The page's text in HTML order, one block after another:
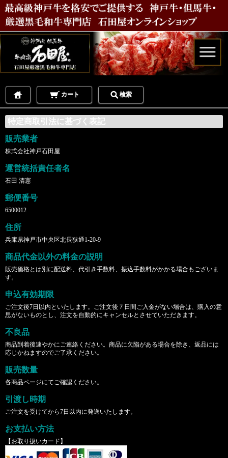
カート 検索
特定商取引法に基づく表記
販売業者
株式会社神戸石田屋
運営統括責任者名
石田 清憲
郵便番号
6500012
住所
兵庫県神戸市中央区北長狭通1-20-9
商品代金以外の料金の説明
販売価格とは別に配送料、代引き手数料、振込手数料がかかる場合もございま
す。
申込有効期限
ご注文後7日以内といたします。ご注文後７日間ご入金がない場合は、購入の意
思がないものとし、注文を自動的にキャンセルとさせていただきます。
不良品
商品到着後速やかにご連絡ください。商品に欠陥がある場合を除き、返品には
応じかねますのでご了承ください。
販売数量
各商品ページにてご確認ください。
引渡し時期
ご注文を受けてから7日以内に発送いたします。
お支払い方法
【お取り扱いカード】